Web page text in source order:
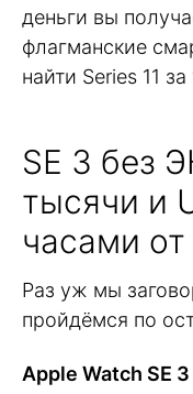
деньги вы
флагманские
найти Series 11
SE 3 без
тысячи и
часами
Раз уж мы
пройдёмся по
Apple Watch SE 3